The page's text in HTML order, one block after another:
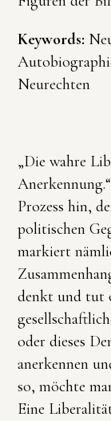
Keywords:
Neurechten
„Die wahre
Anerkennung.“
Prozess hin,
politischen
markiert
denkt und tut
oder dieses
anerkennen
so, möchte
Eine